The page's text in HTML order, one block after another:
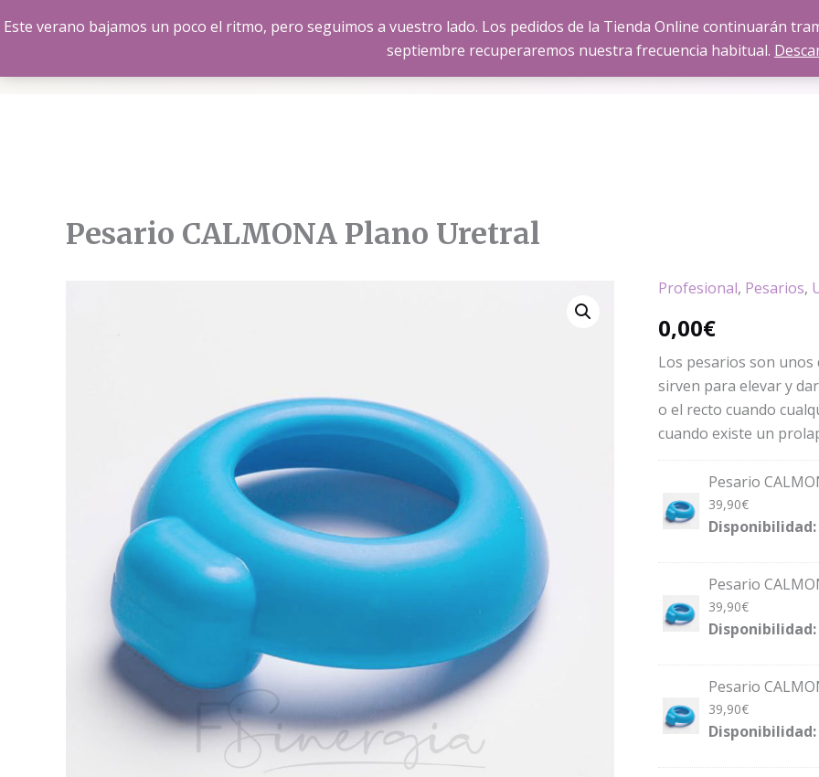
Este verano bajamos un poco el ritmo, pero seguimos a vuestro lado. Los pedidos de la Tienda Online continuarán
septiembre recuperaremos nuestra frecuencia habitual.
al
SOBRE FISINERGIA SERVICIOS TIENDA BLOG
Pesario CALMONA Plano Uretral
Profesional, Pesarios,
0,00€
Los pesarios son
sirven para elevar y
o el recto cuando
cuando existe un
Pesario
39,90€
Disponibilidad:
Pesario
39,90€
Disponibilidad:
Pesario
39,90€
Disponibilidad: